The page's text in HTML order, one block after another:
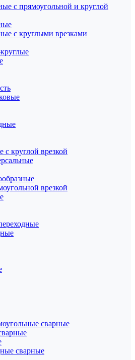
с прямоугольной и круглой
с круглыми врезками
круглой врезкой
врезкой
сварные
сварные